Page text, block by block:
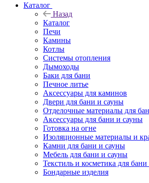
Каталог
Назад
Каталог
Печи
Камины
Котлы
Системы отопления
Дымоходы
Баки для бани
Печное литье
Аксессуары для каминов
Двери для бани и сауны
Отделочные материалы для
Аксессуары для бани и сауны
Готовка на огне
Изоляционные материалы и
Камни для бани и сауны
Мебель для бани и сауны
Текстиль и косметика для
Бондарные изделия